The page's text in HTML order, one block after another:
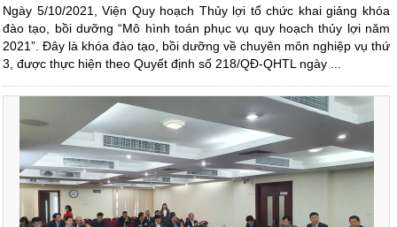
Ngày 5/10/2021, Viện Quy hoạch Thủy lợi tổ chức khai giảng khóa
đào tạo, bồi dưỡng “Mô hình toán phục vụ quy hoạch thủy lợi năm
2021”. Đây là khóa đào tạo, bồi dưỡng về chuyên môn nghiệp vụ thứ
3, được thực hiện theo Quyết định số 218/QĐ-QHTL ngày ...